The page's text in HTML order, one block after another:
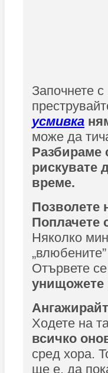
Започнете
усмивка
може да
Разбираме
рискувате
време.
Позволете
Поплачете
Няколко
Отървете
унищожете
Ходете на
всичко
сред хора.
ще е, да